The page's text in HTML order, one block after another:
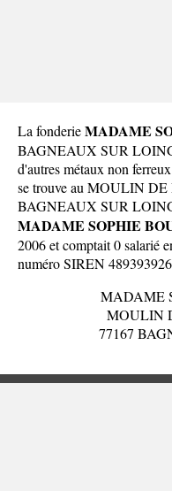
La fonderieMADAME
BAGNEAUX SUR LOING
d'autres métaux non
se trouve au MOULIN
BAGNEAUX SUR
MADAME SOPHIE
2006 et comptait 0 salarié
numéro SIREN
MADAME
MOULIN
77167